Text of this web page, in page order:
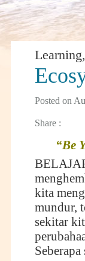
Learning,
Posted on
Share :
“Be
kita
mundur,
sekitar